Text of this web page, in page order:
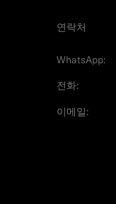
연락처
WhatsApp:
전화:
이메일: